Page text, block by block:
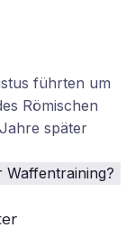
führten um
Römischen
später